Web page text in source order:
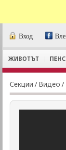
Вход
ЖИВОТЪТ
Секции / Видеo /